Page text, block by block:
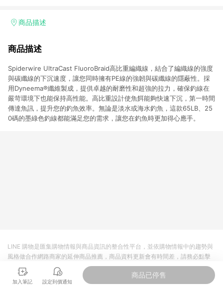
加入WOW會員告別湊免運，火箭速配、火箭跨境優質選品不限金
商品描述
商品描述
Spiderwire UltraCast FluoroBraid高比重編織線，結合了編織線的強度
與碳纖線的下沉速度，讓您同時擁有PE線的強韌與碳纖線的隱蔽性。採
用Dyneema®纖維製成，提供卓越的耐磨性和超強的拉力，確保釣線在
嚴苛環境下也能保持高性能。高比重設計使魚餌能夠快速下沉，第一時間
傳達魚訊，提升您的釣魚效率。無論是淡水或海水釣魚，這款65LB、25
0碼的墨綠色釣線都能滿足您的需求，讓您在釣魚時更加得心應手。
加入筆記 設定到價通知
商品已停售
LINE 購物是匯集購物情報與商品資訊的整合性平台，並依購物情報中的趨勢與
風格做合作網路商家的延伸商品推薦，商品資料更新會有時間差，請務必點擊
商品至各合作網路商家，確認現售價與購物條件，一切資訊以合作廠商網頁為
準。